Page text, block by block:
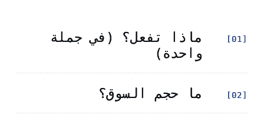
[01]
ماذا تفعل؟ (في جملة
واحدة)
[02] ما حجم السوق؟
[01]
ماذا تفعل؟ (في جملة
واحدة)
[02] ما حجم السوق؟